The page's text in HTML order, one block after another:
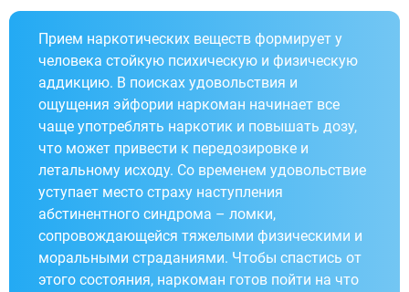
Прием наркотических веществ формирует у
человека стойкую психическую и физическую
аддикцию. В поисках удовольствия и
ощущения эйфории наркоман начинает все
чаще употреблять наркотик и повышать дозу,
что может привести к передозировке и
летальному исходу. Со временем удовольствие
уступает место страху наступления
абстинентного синдрома – ломки,
сопровождающейся тяжелыми физическими и
моральными страданиями. Чтобы спастись от
этого состояния, наркоман готов пойти на что